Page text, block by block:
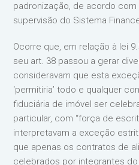
padronização, de acordo
supervisão do Sistema
Ocorre que, em relação à lei
seu art. 38 passou a gerar
consideravam que esta
‘permitiria’ todo e qualquer
fiduciária de imóvel ser
particular, com “força de
interpretavam a exceção
que apenas os contratos de
celebrados por integrantes